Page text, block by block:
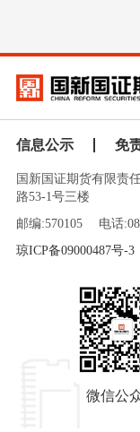
信息公示 免
国新国证期货有限责
路53-1号三楼
邮编:570105
电话
琼ICP备09000487号-3
微信公